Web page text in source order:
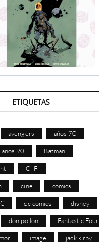
ETIQUETAS
avengers años 70
años 90 Batman
Ci-Fi
cine comics
dc comics disney
don pollon Fantastic Four
image jack kirby